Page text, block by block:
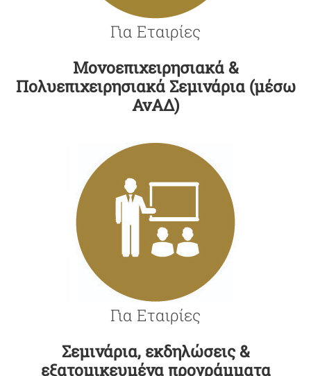
Για Εταιρίες
Μονοεπιχειρησιακά &
Πολυεπιχειρησιακά Σεμινάρια (μέσω
ΑνΑΔ)
Για Εταιρίες
Σεμινάρια, εκδηλώσεις &
εξατομικευμένα προγράμματα